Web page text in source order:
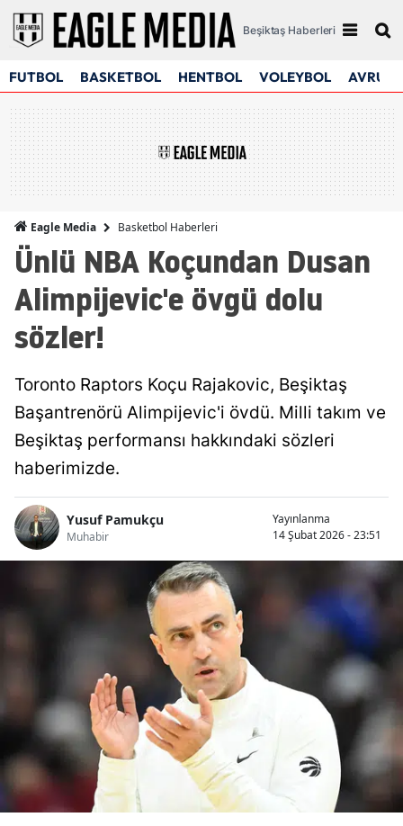
Beşiktaş Haberleri
FUTBOL BASKETBOL HENTBOL VOLEYBOL
Eagle Media Basketbol Haberleri
Ünlü NBA Koçundan Dusan
Alimpijevic'e övgü dolu
sözler!
Toronto Raptors Koçu Rajakovic, Beşiktaş
Başantrenörü Alimpijevic'i övdü. Milli takım ve
Beşiktaş performansı hakkındaki sözleri
haberimizde.
Yusuf Pamukçu
Muhabir
Yayınlanma
14 Şubat 2026 - 23:51